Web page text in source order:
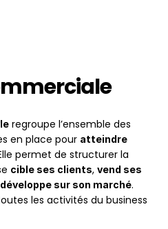
regroupe l’ensemble des
en place pour atteindre
permet de structurer la
cible ses clients, vend ses
sur son marché.
les activités du business